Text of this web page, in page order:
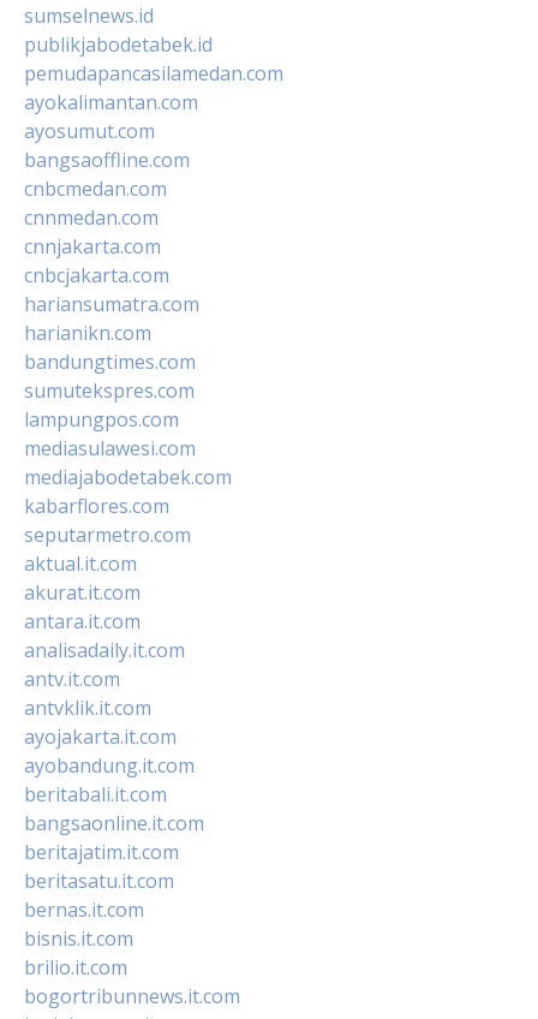
sumselnews.id
publikjabodetabek.id
pemudapancasilamedan.com
ayokalimantan.com
ayosumut.com
bangsaoffline.com
cnbcmedan.com
cnnmedan.com
cnnjakarta.com
cnbcjakarta.com
hariansumatra.com
harianikn.com
bandungtimes.com
sumutekspres.com
lampungpos.com
mediasulawesi.com
mediajabodetabek.com
kabarflores.com
seputarmetro.com
aktual.it.com
akurat.it.com
antara.it.com
analisadaily.it.com
antv.it.com
antvklik.it.com
ayojakarta.it.com
ayobandung.it.com
beritabali.it.com
bangsaonline.it.com
beritajatim.it.com
beritasatu.it.com
bernas.it.com
bisnis.it.com
brilio.it.com
bogortribunnews.it.com